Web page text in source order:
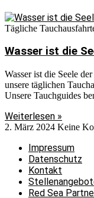
Tägliche
Wasser ist die
Wasser ist die Seele
unsere täglichen
Unsere Tauchguides
Weiterlesen »
2. März 2024 Keine
Impressum
Datenschutz
Kontakt
Red Sea